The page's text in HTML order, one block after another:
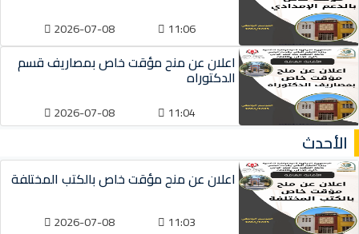
11:06
2026-07-08
اعلان عن منح مؤقت خاص بمصاريف قسم
الدكتوراه
11:04
2026-07-08
الأحدث
اعلان عن منح مؤقت خاص بالكتب المختلفة
11:03
2026-07-08